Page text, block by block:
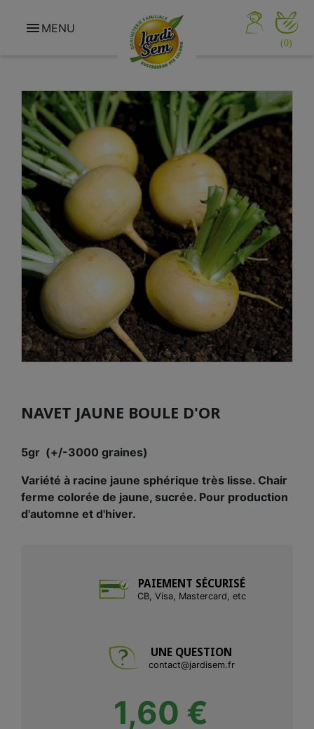
(0)
 MENU
NAVET JAUNE BOULE D'OR
5gr (+/-3000 graines)
Variété à racine jaune sphérique très lisse. Chair
ferme colorée de jaune, sucrée. Pour production
d'automne et d'hiver.
PAIEMENT SÉCURISÉ
CB, Visa, Mastercard, etc
UNE QUESTION
contact@jardisem.fr
1,60 €